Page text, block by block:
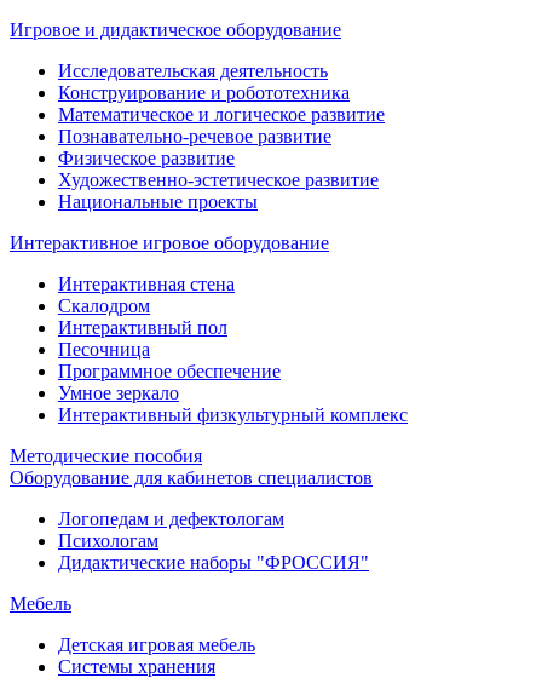
Игровое и дидактическое оборудование
Исследовательская деятельность
Конструирование и робототехника
Математическое и логическое развитие
Познавательно-речевое развитие
Физическое развитие
Художественно-эстетическое развитие
Национальные проекты
Интерактивное игровое оборудование
Интерактивная стена
Скалодром
Интерактивный пол
Песочница
Программное обеспечение
Умное зеркало
Интерактивный физкультурный комплекс
Методические пособия
Оборудование для кабинетов специалистов
Логопедам и дефектологам
Психологам
Дидактические наборы "ФРОССИЯ"
Мебель
Детская игровая мебель
Системы хранения